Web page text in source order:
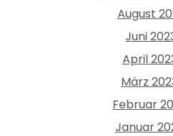
August
Juni
April
März
Februar
Januar